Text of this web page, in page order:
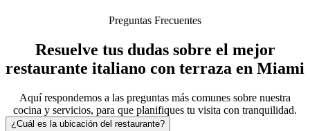
Preguntas Frecuentes
Resuelve tus dudas sobre el mejor
restaurante italiano con terraza en Miami
Aquí respondemos a las preguntas más comunes sobre nuestra
cocina y servicios, para que planifiques tu visita con tranquilidad.
¿Cuál es la ubicación del restaurante?